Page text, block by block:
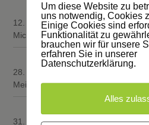
Fenster
12. Mai 2019
Michael Köpping, Andreas Dell und
Firma
28. April 2019
Meik Böttcher und Holger Schmidt
31. März 2019
Um diese Website zu
uns notwendig, Cookies
Einige Cookies sind
Funktionalität zu
brauchen wir für unsere
erfahren Sie in unserer
Datenschutzerklärung.
Alles